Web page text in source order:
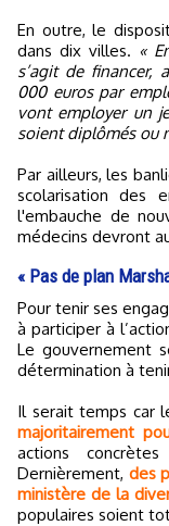
En outre, le
dans dix villes. «
s’agit de financer,
000 euros par
vont employer un
soient diplômés ou
Par ailleurs, les
scolarisation des
l'embauche de
médecins devront
« Pas de plan
Pour tenir ses engagements, plusieurs ministères sont invités
à participer à
Le gouvernement
détermination à
Il serait temps car
majoritairement
actions
Dernièrement, des
ministère de la
populaires soient